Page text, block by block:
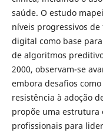
saúde. O estudo
níveis progressivos
digital como base
de algoritmos
2000, observam-se
embora desafios
resistência à adoção
propõe uma
profissionais para